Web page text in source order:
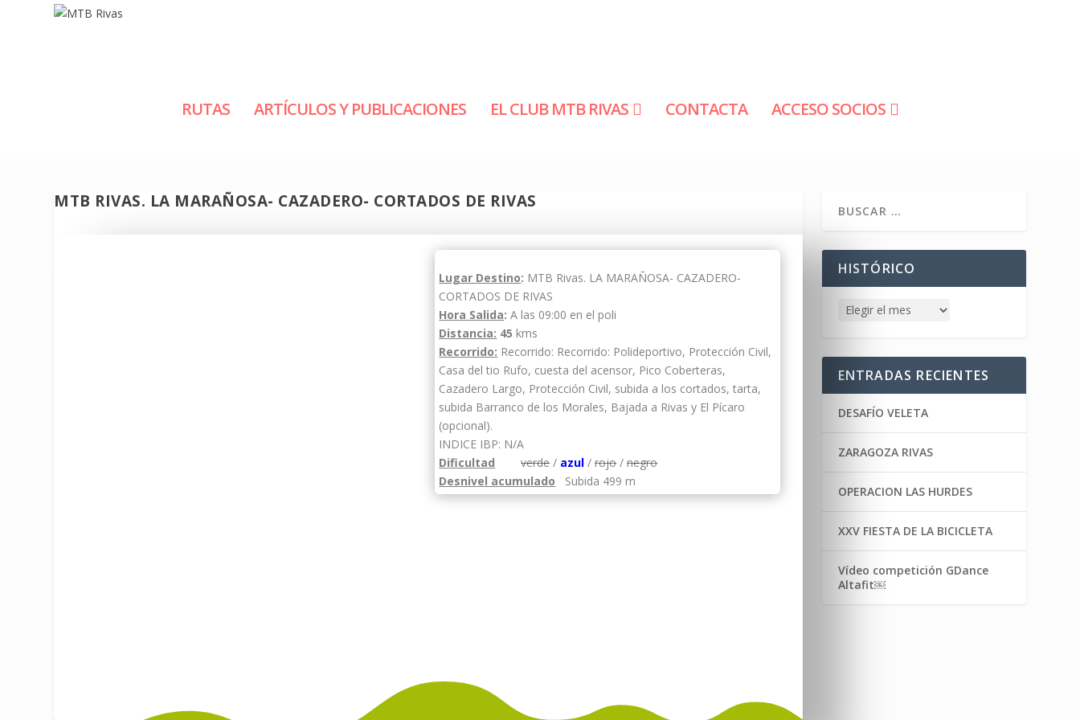
RUTAS ARTÍCULOS Y PUBLICACIONES EL CLUB MTB RIVAS CONTACTA ACCESO SOCIOS
MTB RIVAS. LA MARAÑOSA- CAZADERO- CORTADOS DE RIVAS
Lugar Destino: MTB Rivas. LA MARAÑOSA- CAZADERO-
CORTADOS DE RIVAS
Hora Salida: A las 09:00 en el poli
Distancia: 45 kms
Recorrido: Recorrido: Recorrido: Polideportivo, Protección Civil,
Casa del tio Rufo, cuesta del acensor, Pico Coberteras,
Cazadero Largo, Protección Civil, subida a los cortados, tarta,
subida Barranco de los Morales, Bajada a Rivas y El Pícaro
(opcional).
INDICE IBP: N/A
Dificultad
verde/ azul /rojo/negro
Desnivel acumulado
Subida 499 m
HISTÓRICO
ENTRADAS RECIENTES
DESAFÍO VELETA
ZARAGOZA RIVAS
OPERACION LAS HURDES
XXV FIESTA DE LA BICICLETA
Vídeo competición GDance
Altafit￼